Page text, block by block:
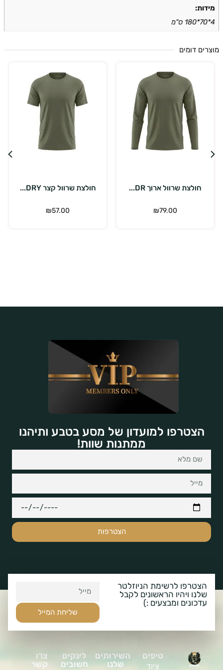
דומים
חולצת שרוול קצר DRY...
₪57.00
חולצת שרוול קצר DRY...
₪57.00
הצטרפו למועדון של מסע בטבע ותיהנו
ממתנות שוות!
הצטרפות
הצטרפו לרשימת הניוזלטר
שלנו ויהיו הראשונים לקבל
עדכונים ומבצעים :)
שליחת המייל
טיפים
השירותים
שלנו
לינקים
חשובים
צרו
קשר